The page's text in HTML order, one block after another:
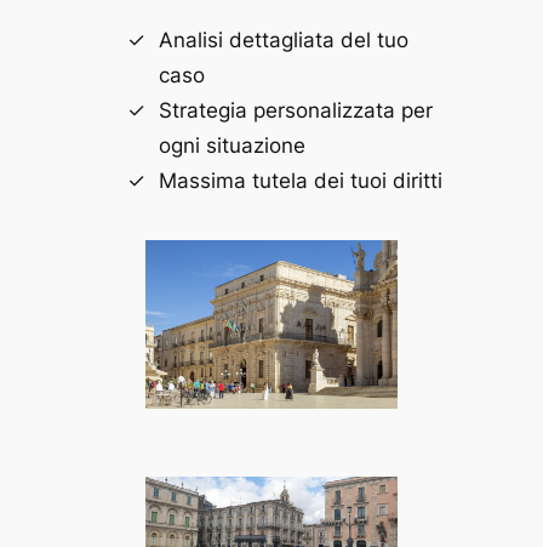
Analisi dettagliata del tuo
caso
Strategia personalizzata per
ogni situazione
Massima tutela dei tuoi diritti